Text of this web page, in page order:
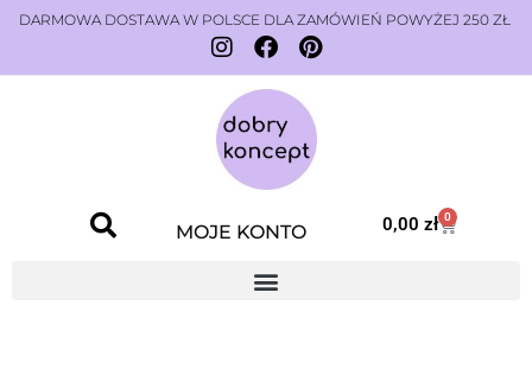
DARMOWA DOSTAWA W POLSCE DLA ZAMÓWIEŃ POWYŻEJ 250 ZŁ
MOJE KONTO 0,00zł 0